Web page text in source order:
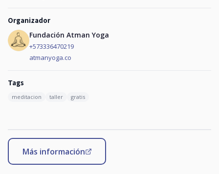
Organizador
Fundación Atman Yoga
+573336470219
atmanyoga.co
Tags
meditacion taller gratis
Más información